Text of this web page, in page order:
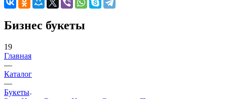
Бизнес букеты
19
Главная
—
Каталог
—
Букеты